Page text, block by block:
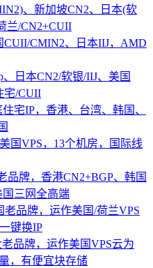
、新加坡CN2、日本(软
兰/CN2+CUII
CUII/CMIN2、日本IIJ，AMD
、日本CN2/软银/IIJ、美国
宅/CUII
宅IP，香港、台湾、韩国、
国VPS，13个机房，国际线
品牌，香港CN2+BGP、韩国
国三网全高端
老品牌，运作美国/荷兰VPS
键换IP
品牌，运作美国VPS云为
，有便宜块存储